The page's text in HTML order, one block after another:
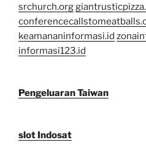
srchurch.org
keamananinformasi.id
informasi123.id
Pengeluaran Taiwan
slot Indosat